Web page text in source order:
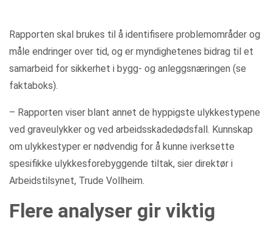
Rapporten skal brukes til å identifisere problemområder og
måle endringer over tid, og er myndighetenes bidrag til et
samarbeid for sikkerhet i bygg- og anleggsnæringen (se
faktaboks).
– Rapporten viser blant annet de hyppigste ulykkestypene
ved graveulykker og ved arbeidsskadedødsfall. Kunnskap
om ulykkestyper er nødvendig for å kunne iverksette
spesifikke ulykkesforebyggende tiltak, sier direktør i
Arbeidstilsynet, Trude Vollheim.
Flere analyser gir viktig